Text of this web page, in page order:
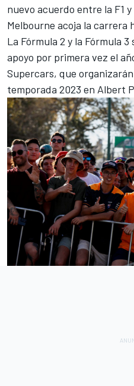
nuevo acuerdo entre la F1 y
Melbourne acoja la carrera
La Fórmula 2 y la Fórmula 3
apoyo por primera vez el
Supercars, que
temporada 2023 en Albert